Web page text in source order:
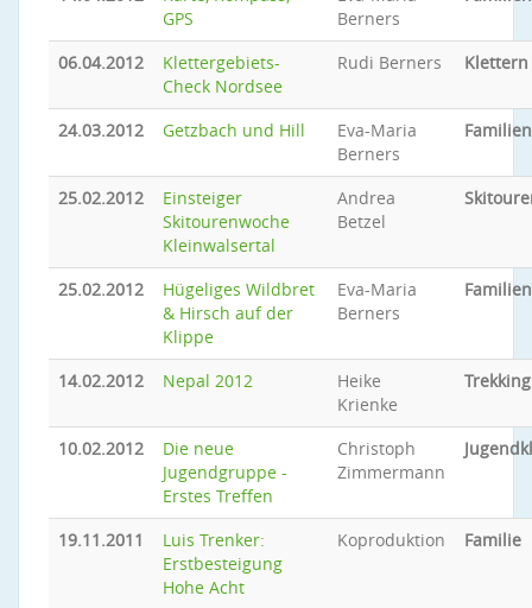
GPS
Berners
06.04.2012
Klettergebiets-
Check Nordsee
Rudi Berners Klettern
24.03.2012 Getzbach und Hill
Eva-Maria
Berners
25.02.2012
Einsteiger
Skitourenwoche
Kleinwalsertal
Andrea
Betzel
25.02.2012
Hügeliges Wildbret
& Hirsch auf der
Klippe
Eva-Maria
Berners
14.02.2012 Nepal 2012
Heike
Krienke
Trekking
10.02.2012
Die neue
Jugendgruppe -
Erstes Treffen
Christoph
Zimmermann
19.11.2011
Luis Trenker:
Erstbesteigung
Hohe Acht
Koproduktion Familie